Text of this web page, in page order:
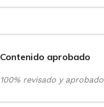
Contenido aprobado
100% revisado y aprobado